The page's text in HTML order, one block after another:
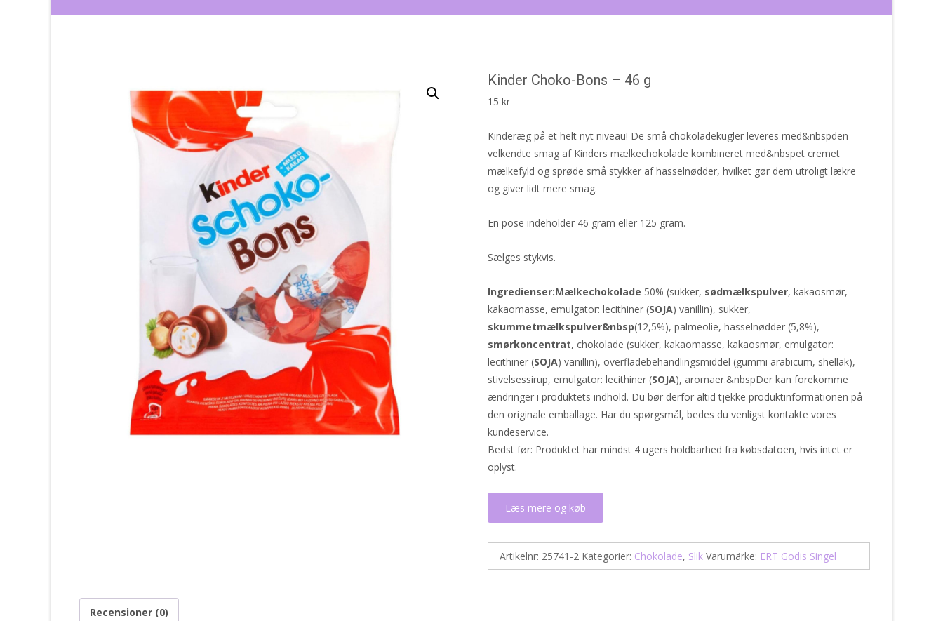
Kinder Choko-Bons – 46 g
15 kr
Kinderæg på et helt nyt niveau! De små chokoladekugler leveres med&nbspden
velkendte smag af Kinders mælkechokolade kombineret med&nbspet cremet
mælkefyld og sprøde små stykker af hasselnødder, hvilket gør dem utroligt lækre
og giver lidt mere smag.
En pose indeholder 46 gram eller 125 gram.
Sælges stykvis.
Ingredienser:Mælkechokolade 50% (sukker, sødmælkspulver, kakaosmør,
kakaomasse, emulgator: lecithiner (SOJA) vanillin), sukker,
skummetmælkspulver&nbsp(12,5%), palmeolie, hasselnødder (5,8%),
smørkoncentrat, chokolade (sukker, kakaomasse, kakaosmør, emulgator:
lecithiner (SOJA) vanillin), overfladebehandlingsmiddel (gummi arabicum, shellak),
stivelsessirup, emulgator: lecithiner (SOJA), aromaer.&nbspDer kan forekomme
ændringer i produktets indhold. Du bør derfor altid tjekke produktinformationen på
den originale emballage. Har du spørgsmål, bedes du venligst kontakte vores
kundeservice.
Bedst før: Produktet har mindst 4 ugers holdbarhed fra købsdatoen, hvis intet er
oplyst.
Læs mere og køb
Artikelnr: 25741-2 Kategorier: Chokolade, Slik Varumärke: ERT Godis Singel
Recensioner (0)